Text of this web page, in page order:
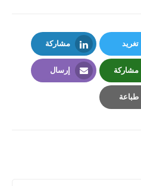
تغريد
Twitter
مشاركة
LinkedIn
مشاركة
Whatsapp
إرسال
طباعة